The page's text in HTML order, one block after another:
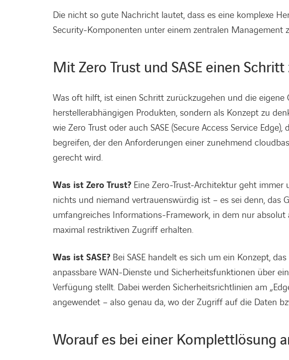
Die nicht so gute Nachricht lautet, dass es eine komplexe
Security-Komponenten unter einem zentralen Management
Mit Zero Trust und SASE einen
Was oft hilft, ist einen Schritt zurückzugehen und die eigene
herstellerabhängigen Produkten, sondern als Konzept zu
wie Zero Trust oder auch SASE (Secure Access Service
begreifen, der den Anforderungen einer zunehmend
gerecht wird.
Was ist Zero Trust? Eine Zero-Trust-Architektur geht immer
nichts und niemand vertrauenswürdig ist – es sei denn, das
umfangreiches Informations-Framework, in dem nur
maximal restriktiven Zugriff erhalten.
Was ist SASE?Bei SASE handelt es sich um ein Konzept,
anpassbare WAN-Dienste und Sicherheitsfunktionen über
Verfügung stellt. Dabei werden Sicherheitsrichtlinien am
angewendet ­– also genau da, wo der Zugriff auf die Daten
Worauf es bei einer Komplettlösung